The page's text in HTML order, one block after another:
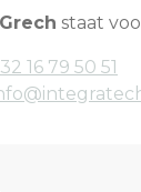
Grech staat
16 79 50 51